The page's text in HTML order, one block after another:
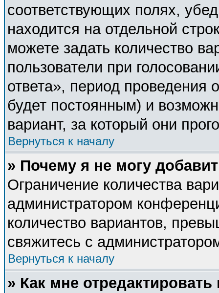
соответствующих полях,
находится на отдельной
можете задать количество
пользователи при
ответа», период проведения
будет постоянным) и
вариант, за который они
Вернуться к началу
» Почему я не могу
Ограничение количества
администратором
количество вариантов,
свяжитесь с
Вернуться к началу
» Как мне